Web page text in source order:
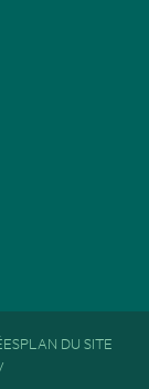
PLAN DU SITE